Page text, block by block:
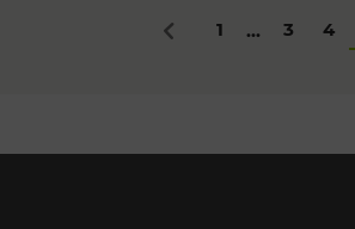
Zurück
1 ... 3 4